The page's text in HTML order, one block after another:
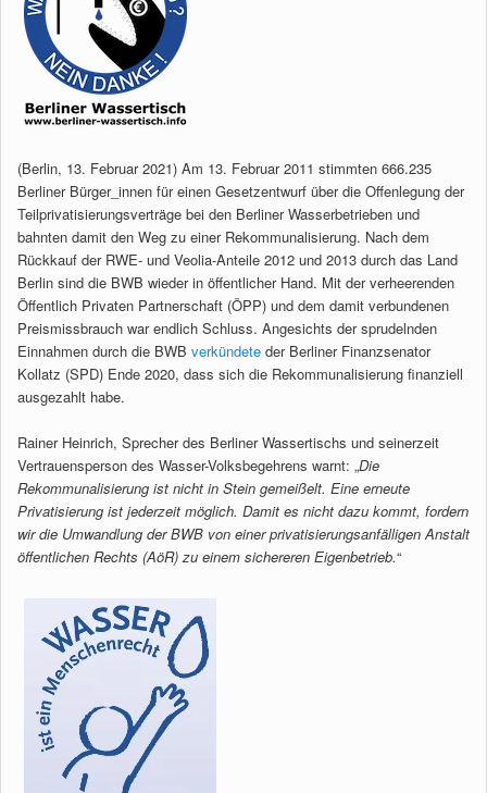
(Berlin, 13. Februar 2021) Am 13. Februar 2011 stimmten 666.235
Berliner Bürger_innen für einen Gesetzentwurf über die Offenlegung der
Teilprivatisierungsverträge bei den Berliner Wasserbetrieben und
bahnten damit den Weg zu einer Rekommunalisierung. Nach dem
Rückkauf der RWE- und Veolia-Anteile 2012 und 2013 durch das Land
Berlin sind die BWB wieder in öffentlicher Hand. Mit der verheerenden
Öffentlich Privaten Partnerschaft (ÖPP) und dem damit verbundenen
Preismissbrauch war endlich Schluss. Angesichts der sprudelnden
Einnahmen durch die BWB verkündete der Berliner Finanzsenator
Kollatz (SPD) Ende 2020, dass sich die Rekommunalisierung finanziell
ausgezahlt habe.
Rainer Heinrich, Sprecher des Berliner Wassertischs und seinerzeit
Vertrauensperson des Wasser-Volksbegehrens warnt: „Die
Rekommunalisierung ist nicht in Stein gemeißelt. Eine erneute
Privatisierung ist jederzeit möglich. Damit es nicht dazu kommt, fordern
wir die Umwandlung der BWB von einer privatisierungsanfälligen Anstalt
öffentlichen Rechts (AöR) zu einem sichereren Eigenbetrieb.“